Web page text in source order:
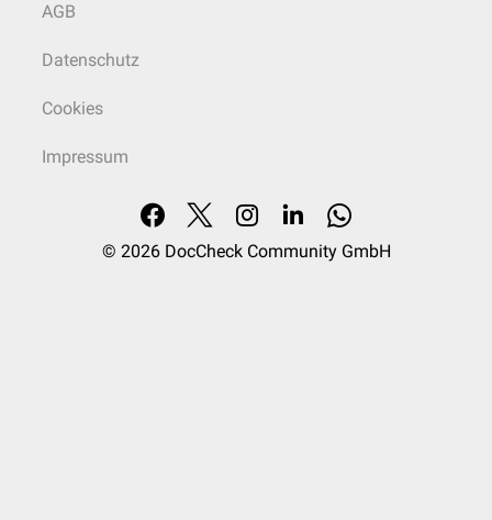
AGB
Datenschutz
Cookies
Impressum
© 2026 DocCheck Community GmbH